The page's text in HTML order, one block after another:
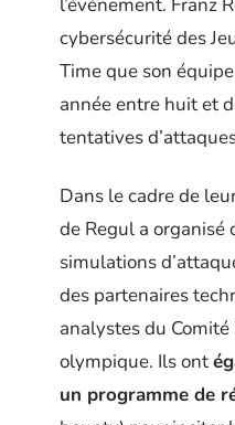
cybersécurité des
Time que son
année entre huit et
tentatives
Dans le cadre de
de Regul a organisé
simulations
des partenaires
analystes du
olympique. Ils ont
un programme de